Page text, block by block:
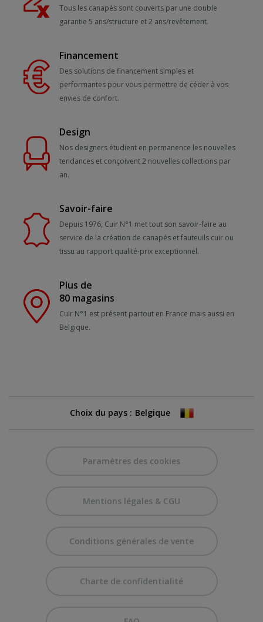
Tous les canapés sont couverts par une double
garantie 5 ans/structure et 2 ans/revêtement.
Financement
Des solutions de financement simples et
performantes pour vous permettre de céder à vos
envies de confort.
Design
Nos designers étudient en permanence les nouvelles
tendances et conçoivent 2 nouvelles collections par
an.
Savoir-faire
Depuis 1976, Cuir N°1 met tout son savoir-faire au
service de la création de canapés et fauteuils cuir ou
tissu au rapport qualité-prix exceptionnel.
Plus de
80 magasins
Cuir N°1 est présent partout en France mais aussi en
Belgique.
Choix du pays :
Paramètres des cookies
Mentions légales & CGU
Conditions générales de vente
Charte de confidentialité